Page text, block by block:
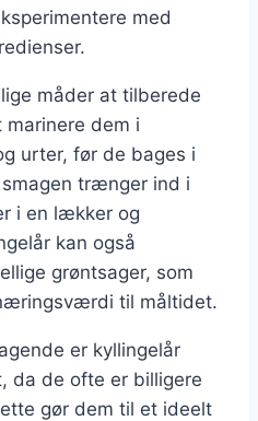
med
måder at tilberede
marinere dem i
urter, før de bages i
trænger ind i
i en lækker og
kan også
grøntsager, som
til måltidet.
er kyllingelår
da de ofte er billigere
gør dem til et ideelt